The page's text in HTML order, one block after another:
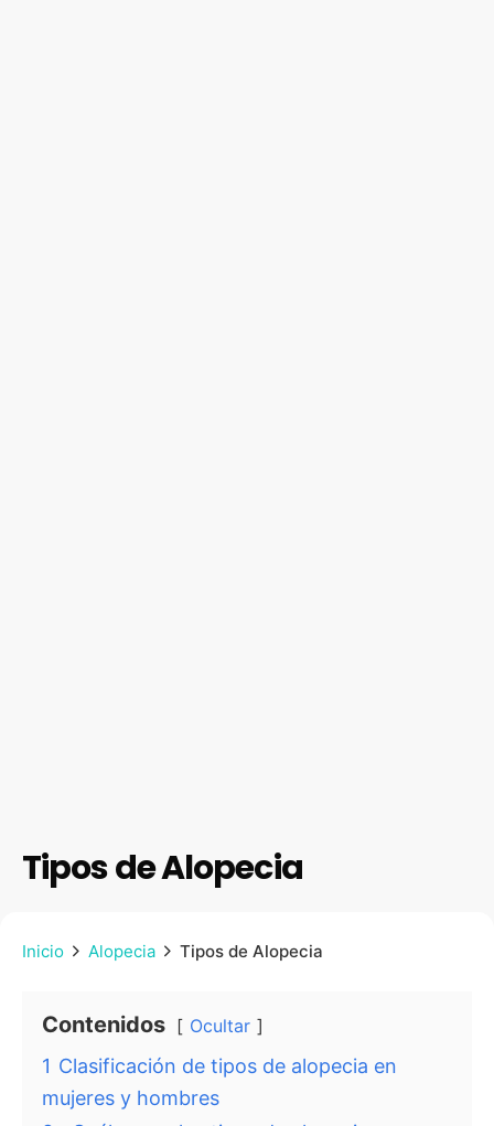
Tipos de Alopecia
Inicio Alopecia Tipos de Alopecia
Contenidos Ocultar
1 Clasificación de tipos de alopecia en
mujeres y hombres